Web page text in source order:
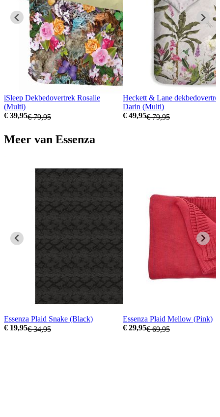
iSleep Dekbedovertrek Rosalie
(Multi)
€ 39,95€ 79,95
Heckett & Lane
Darin (Multi)
€ 49,95€ 79,95
Meer van Essenza
Essenza Plaid Snake (Black)
€ 19,95€ 34,95
Essenza Plaid Mellow (Pink)
€ 29,95€ 69,95